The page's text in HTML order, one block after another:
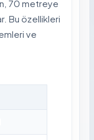
70 metreye
Bu özellikleri
ve